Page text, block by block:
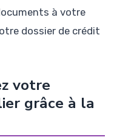
à votre
dossier de crédit
votre
grâce à la